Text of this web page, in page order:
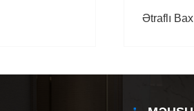
edə
Ətraflı